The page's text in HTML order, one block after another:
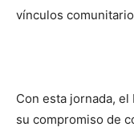
vínculos
Con esta jornada,
su compromiso de